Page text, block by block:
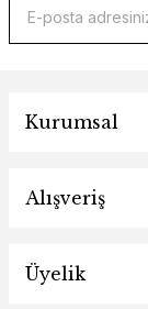
Kurumsal
Alışveriş
Üyelik